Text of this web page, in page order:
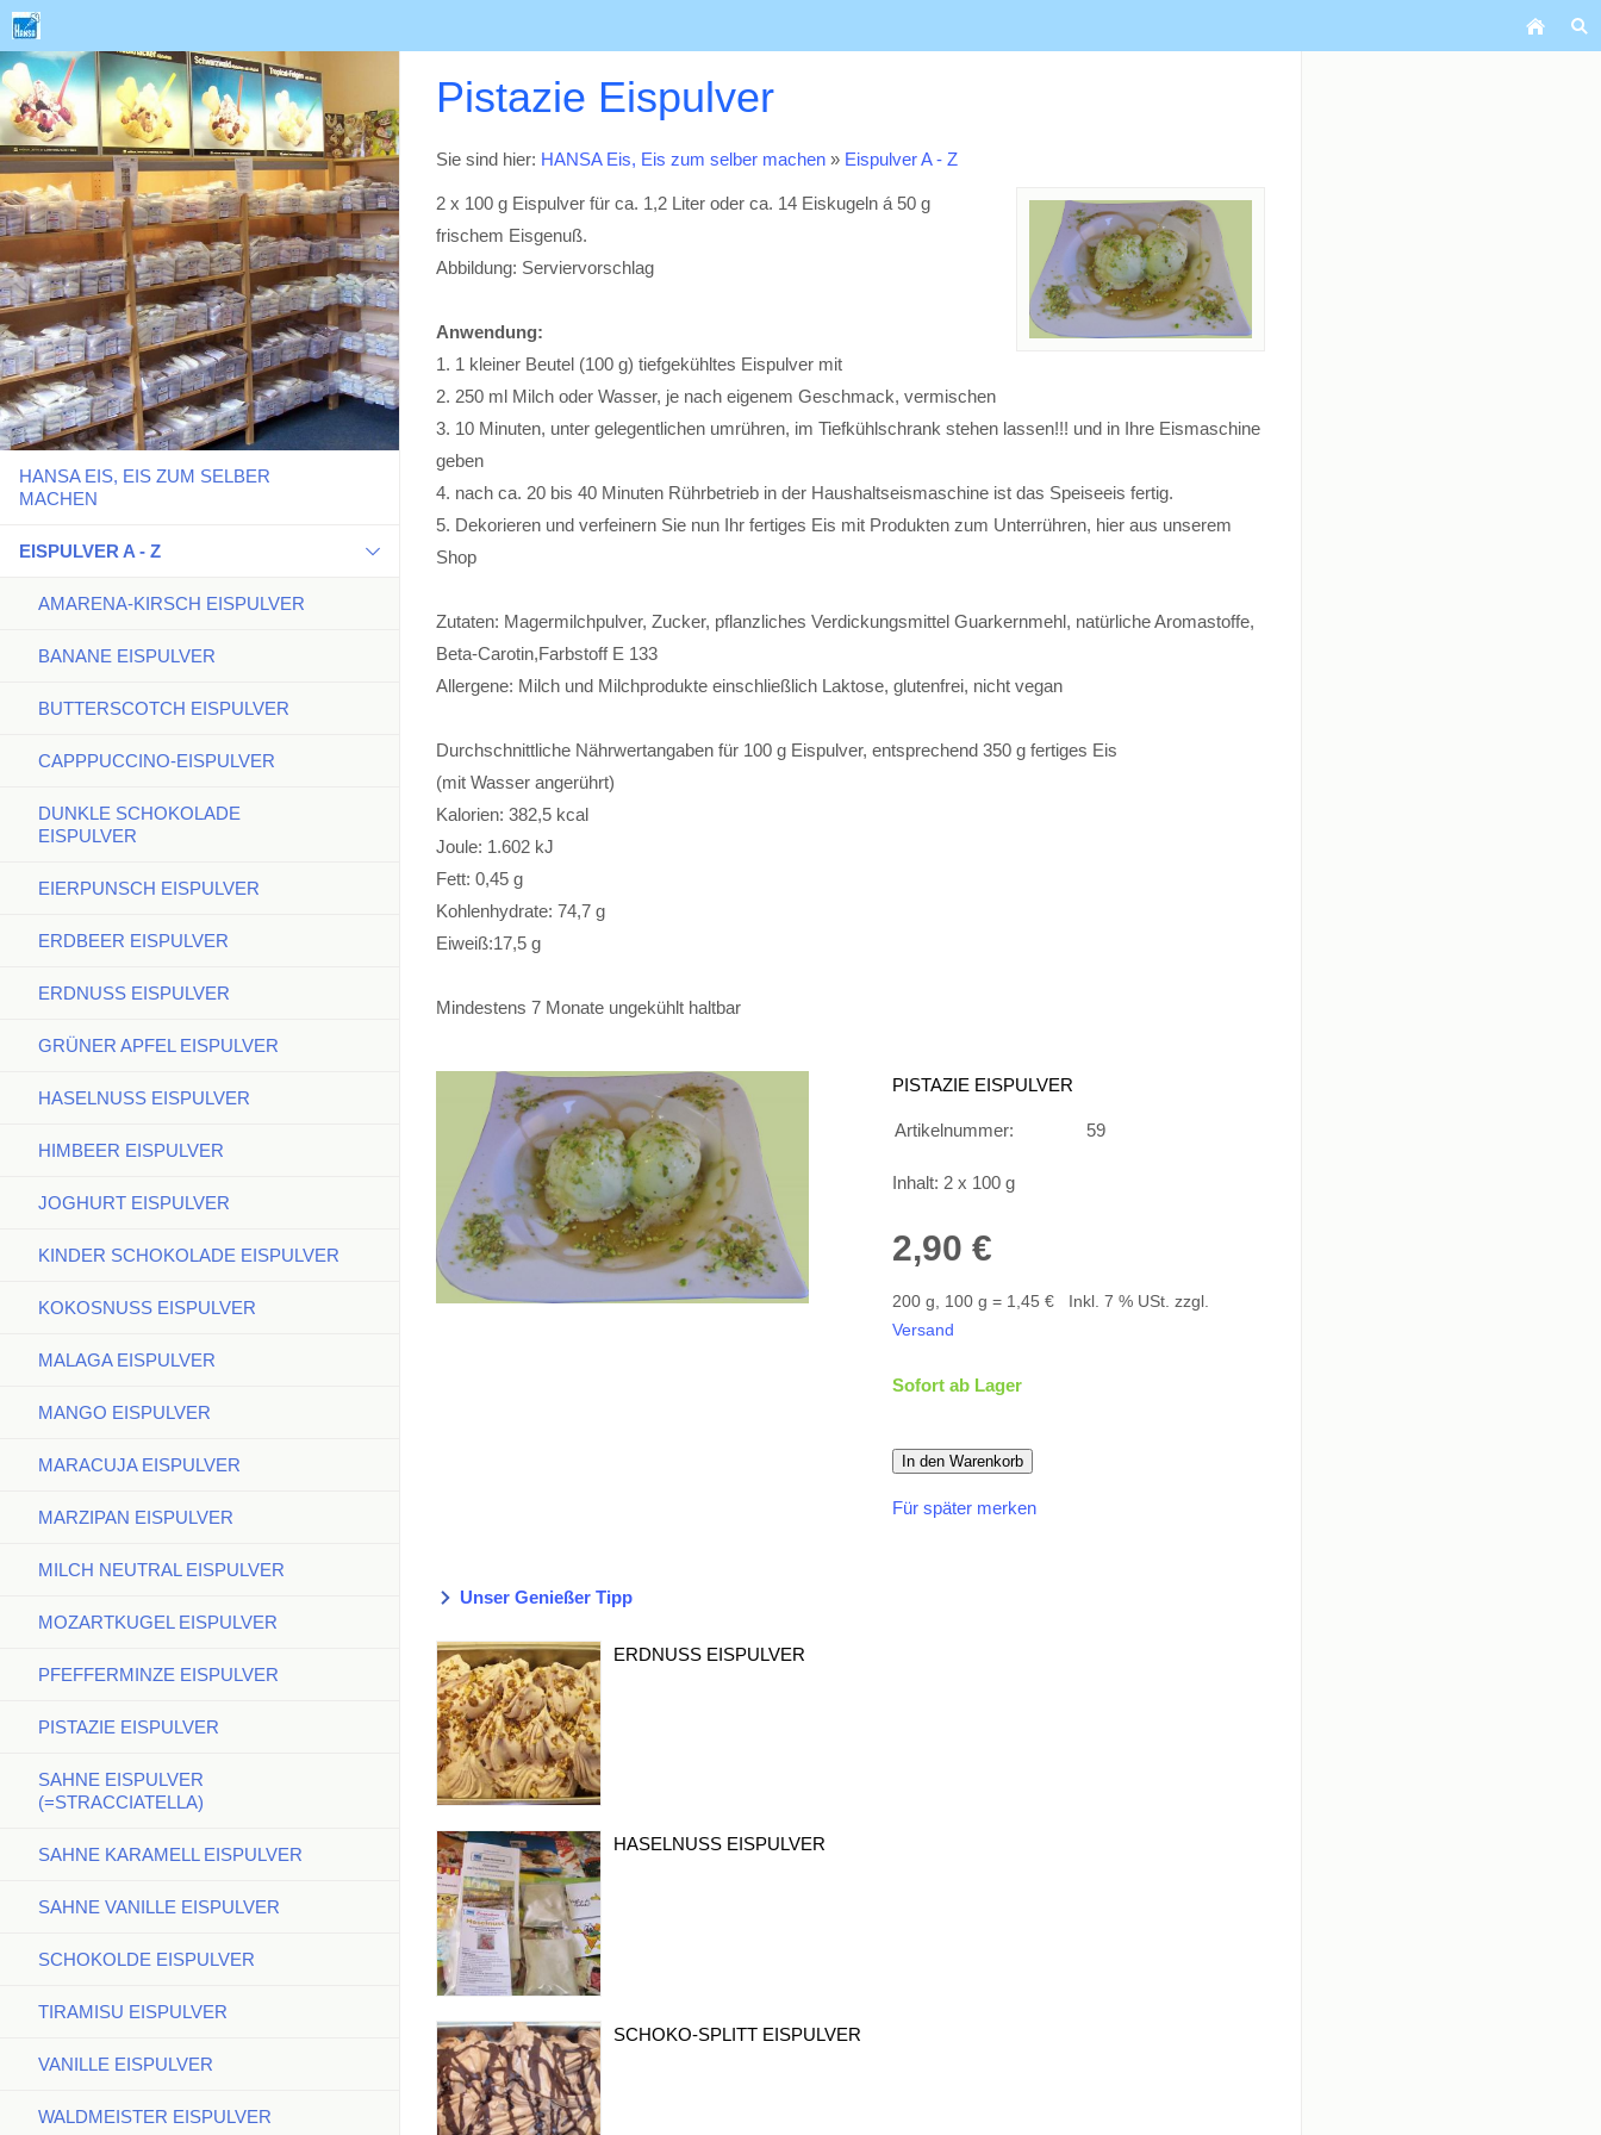
HANSA EIS, EIS ZUM SELBER
MACHEN
EISPULVER A - Z
AMARENA-KIRSCH EISPULVER
BANANE EISPULVER
BUTTERSCOTCH EISPULVER
CAPPPUCCINO-EISPULVER
DUNKLE SCHOKOLADE
EISPULVER
EIERPUNSCH EISPULVER
ERDBEER EISPULVER
ERDNUSS EISPULVER
GRÜNER APFEL EISPULVER
HASELNUSS EISPULVER
HIMBEER EISPULVER
JOGHURT EISPULVER
KINDER SCHOKOLADE EISPULVER
KOKOSNUSS EISPULVER
MALAGA EISPULVER
MANGO EISPULVER
MARACUJA EISPULVER
MARZIPAN EISPULVER
MILCH NEUTRAL EISPULVER
MOZARTKUGEL EISPULVER
PFEFFERMINZE EISPULVER
PISTAZIE EISPULVER
SAHNE EISPULVER
(=STRACCIATELLA)
SAHNE KARAMELL EISPULVER
SAHNE VANILLE EISPULVER
SCHOKOLDE EISPULVER
TIRAMISU EISPULVER
VANILLE EISPULVER
WALDMEISTER EISPULVER
Pistazie Eispulver
Sie sind hier: HANSA Eis, Eis zum selber machen » Eispulver A - Z
2 x 100 g Eispulver für ca. 1,2 Liter oder ca. 14 Eiskugeln á 50 g
frischem Eisgenuß.
Abbildung: Serviervorschlag
Anwendung:
1. 1 kleiner Beutel (100 g) tiefgekühltes Eispulver mit
2. 250 ml Milch oder Wasser, je nach eigenem Geschmack, vermischen
3. 10 Minuten, unter gelegentlichen umrühren, im Tiefkühlschrank stehen lassen!!! und in Ihre Eismaschine
geben
4. nach ca. 20 bis 40 Minuten Rührbetrieb in der Haushaltseismaschine ist das Speiseeis fertig.
5. Dekorieren und verfeinern Sie nun Ihr fertiges Eis mit Produkten zum Unterrühren, hier aus unserem
Shop
Zutaten: Magermilchpulver, Zucker, pflanzliches Verdickungsmittel Guarkernmehl, natürliche Aromastoffe,
Beta-Carotin,Farbstoff E 133
Allergene: Milch und Milchprodukte einschließlich Laktose, glutenfrei, nicht vegan
Durchschnittliche Nährwertangaben für 100 g Eispulver, entsprechend 350 g fertiges Eis
(mit Wasser angerührt)
Kalorien: 382,5 kcal
Joule: 1.602 kJ
Fett: 0,45 g
Kohlenhydrate: 74,7 g
Eiweiß:17,5 g
Mindestens 7 Monate ungekühlt haltbar
PISTAZIE EISPULVER
Artikelnummer: 59
Inhalt: 2 x 100 g
2,90 €
200 g, 100 g = 1,45 €
Inkl. 7 % USt. zzgl.
Versand
Sofort ab Lager
In den Warenkorb
Für später merken
Unser Genießer Tipp
ERDNUSS EISPULVER
HASELNUSS EISPULVER
SCHOKO-SPLITT EISPULVER